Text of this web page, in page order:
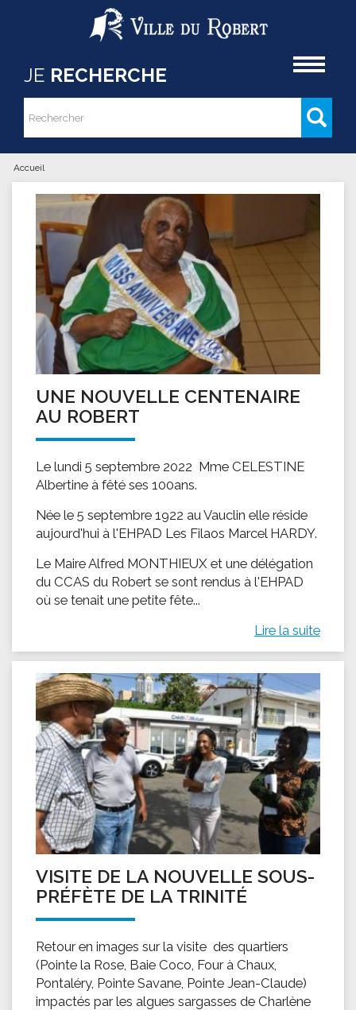
Aller au contenu principal
JE RECHERCHE
Formulaire de recherche
Rechercher
Vous êtes ici
Accueil
UNE NOUVELLE CENTENAIRE
AU ROBERT
Le lundi 5 septembre 2022 Mme CELESTINE
Albertine à fêté ses 100ans.
Née le 5 septembre 1922 au Vauclin elle réside
aujourd'hui à l'EHPAD Les Filaos Marcel HARDY.
Le Maire Alfred MONTHIEUX et une délégation
du CCAS du Robert se sont rendus à l'EHPAD
où se tenait une petite fête...
Lire la suite
VISITE DE LA NOUVELLE SOUS-
PRÉFÈTE DE LA TRINITÉ
Retour en images sur la visite des quartiers
(Pointe la Rose, Baie Coco, Four à Chaux,
Pontaléry, Pointe Savane, Pointe Jean-Claude)
impactés par les algues sargasses de Charlène